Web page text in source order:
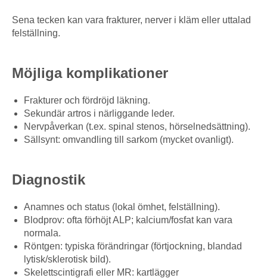
Sena tecken kan vara frakturer, nerver i kläm eller uttalad
felställning.
Möjliga komplikationer
Frakturer och fördröjd läkning.
Sekundär artros i närliggande leder.
Nervpåverkan (t.ex. spinal stenos, hörselnedsättning).
Sällsynt: omvandling till sarkom (mycket ovanligt).
Diagnostik
Anamnes och status (lokal ömhet, felställning).
Blodprov: ofta förhöjt ALP; kalcium/fosfat kan vara
normala.
Röntgen: typiska förändringar (förtjockning, blandad
lytisk/sklerotisk bild).
Skelettscintigrafi eller MR: kartlägger